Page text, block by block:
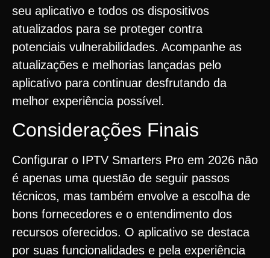
seu aplicativo e todos os dispositivos
atualizados para se proteger contra
potenciais vulnerabilidades. Acompanhe as
atualizações e melhorias lançadas pelo
aplicativo para continuar desfrutando da
melhor experiência possível.
Considerações Finais
Configurar o IPTV Smarters Pro em 2026 não
é apenas uma questão de seguir passos
técnicos, mas também envolve a escolha de
bons fornecedores e o entendimento dos
recursos oferecidos. O aplicativo se destaca
por suas funcionalidades e pela experiência